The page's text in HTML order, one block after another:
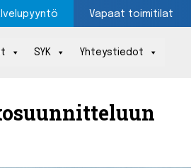
Vapaat toimitilat
SYK Yhteystiedot